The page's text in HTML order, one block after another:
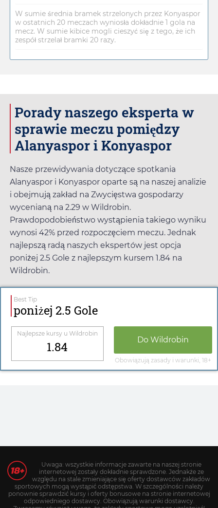
W sumie średnia bramek strzelonych przez Konyaspor
w ostatnich 20 meczach wyniosła dokładnie 1 gola na
mecz. W sumie kibice mogli cieszyć się z tego, że ich
zespół strzelał bramki 20 razy.
Porady naszego eksperta w
sprawie meczu pomiędzy
Alanyaspor i Konyaspor
Nasze przewidywania dotyczące spotkania
Alanyaspor i Konyaspor oparte są na naszej analizie
i obejmują zakład na Zwycięstwa gospodarzy
wycenianą na 2.29 w Wildrobin.
Prawdopodobieństwo wystąpienia takiego wyniku
wynosi 42% przed rozpoczęciem meczu. Jednak
najlepszą radą naszych ekspertów jest opcja
poniżej 2.5 Gole z najlepszym kursem 1.84 na
Wildrobin.
Best Tip
poniżej 2.5 Gole
Najlepsze kursy u Wildrobin
1.84 Do Wildrobin
Obowiązują zasady i warunki, 18+
Uwaga: wszystkie informacje zawarte na naszej stronie
internetowej zostały dokładnie sprawdzone. Jednakże ze
względu na stale zmieniające się oferty dostawców zakładów
sportowych mogą wystąpić odstępstwa. W szczególności należy
ponownie sprawdzić kursy i oferty bonusowe na stronie internetowej
odpowiedniego dostawcy. Obowiązują warunki dostawcy.